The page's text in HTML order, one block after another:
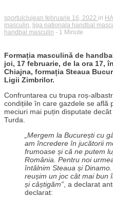
sportulclujean februarie 16, 2022 in
masculin liga nationala handbal
handbal masculin - 1 Minute
Formația masculină de
joi, 17 februarie, de la ora 17,
Chiajna, formația Steaua
Ligii Zimbrilor.
Confruntarea cu trupa roș-
condițiile în care gazdele se află
meciuri mai puțin disputate
Turda.
„Mergem la București cu
am încredere în jucătorii
frumoase și că ne putem
România. Pentru noi
întâlnim Steaua și
reușim un joc cât mai bun
și câștigăm” , a declarat
declarat: